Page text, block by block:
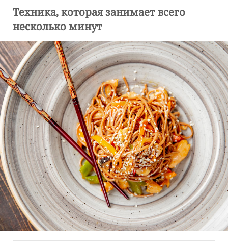
Техника, которая занимает всего
несколько минут